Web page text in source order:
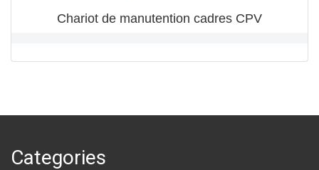
Chariot de manutention cadres CPV
Categories